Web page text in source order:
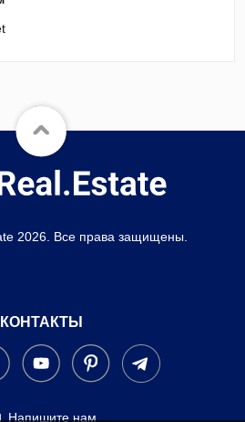
2026. Все права защищены.
КОНТАКТЫ
Напишите нам